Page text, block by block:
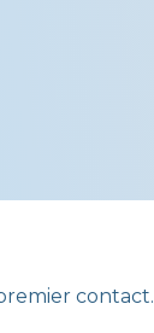
contact.